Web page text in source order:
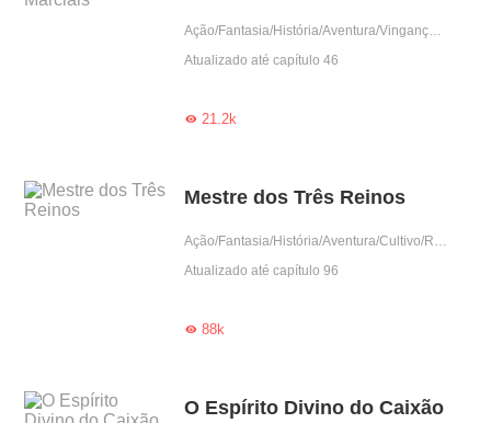
Ação/Fantasia/História/Aventura/Vingança/Cultivo/Reencarnação/Contra-Ataque
Atualizado até capítulo 46
21.2k
Mestre dos Três Reinos
Ação/Fantasia/História/Aventura/Cultivo/Reencarnação/Contra-Ataque
Atualizado até capítulo 96
88k
O Espírito Divino do Caixão